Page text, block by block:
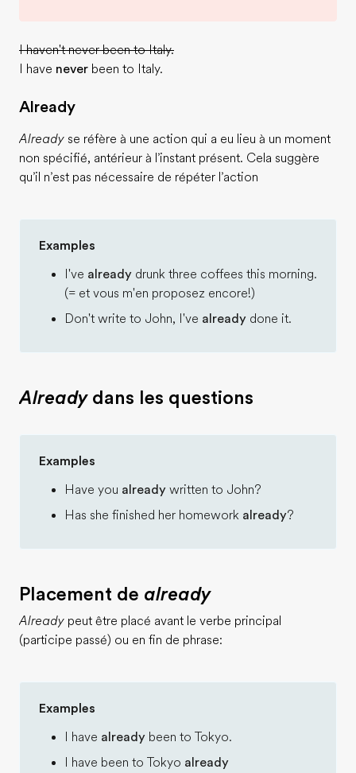
I haven't never been to Italy.
I have never been to Italy.
Already
Already se réfère à une action qui a eu lieu à un moment
non spécifié, antérieur à l’instant présent. Cela suggère
qu’il n’est pas nécessaire de répéter l’action
Examples
I've already drunk three coffees this morning.
(= et vous m'en proposez encore!)
Don't write to John, I've already done it.
Alreadydans les questions
Examples
Have you already written to John?
Has she finished her homework already?
Placement de already
Already peut être placé avant le verbe principal
(participe passé) ou en fin de phrase:
Examples
I have already been to Tokyo.
I have been to Tokyo already